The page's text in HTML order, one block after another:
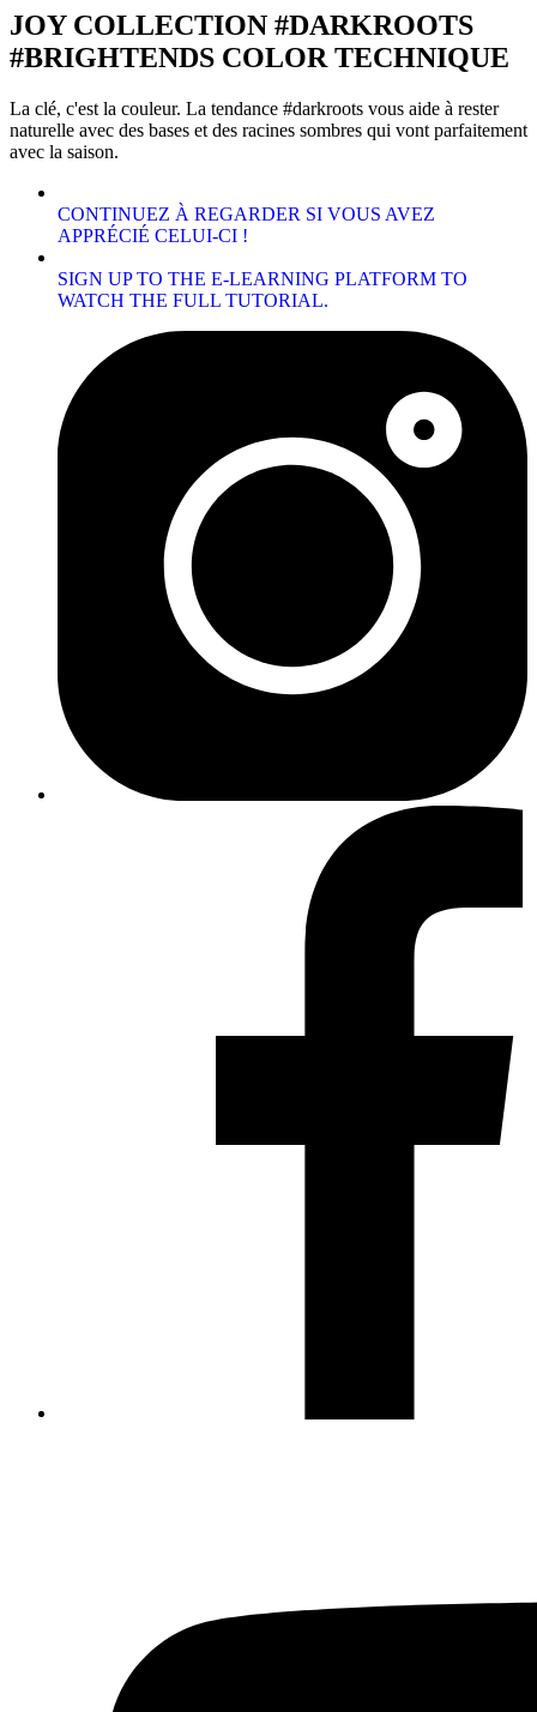
JOY COLLECTION #DARKROOTS
#BRIGHTENDS COLOR TECHNIQUE
La clé, c'est la couleur. La tendance #darkroots vous aide à rester
naturelle avec des bases et des racines sombres qui vont parfaitement
avec la saison.
CONTINUEZ À REGARDER SI VOUS AVEZ
APPRÉCIÉ CELUI-CI !
SIGN UP TO THE E-LEARNING PLATFORM TO
WATCH THE FULL TUTORIAL.